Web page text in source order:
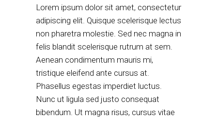
Lorem ipsum dolor sit amet, consectetur
adipiscing elit. Quisque scelerisque lectus
non pharetra molestie. Sed nec magna in
felis blandit scelerisque rutrum at sem.
Aenean condimentum mauris mi,
tristique eleifend ante cursus at.
Phasellus egestas imperdiet luctus.
Nunc ut ligula sed justo consequat
bibendum. Ut magna risus, cursus vitae